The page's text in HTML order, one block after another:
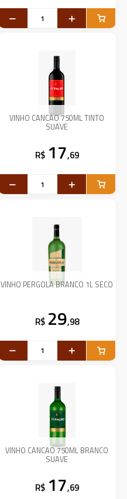
VINHO CANCAO 750ML TINTO
SUAVE
R$ 17,69
VINHO PERGOLA BRANCO 1L SECO
R$ 29,98
VINHO CANCAO 750ML BRANCO
SUAVE
R$ 17,69